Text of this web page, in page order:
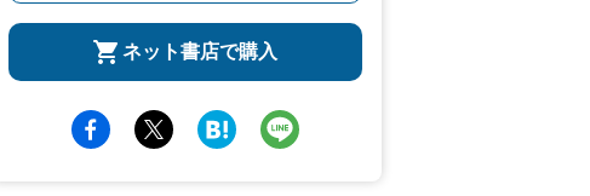
ネット書店で購入